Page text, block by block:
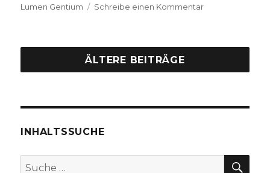
Lumen Gentium
Schreibe einen Kommentarzu
von
2015
ÄLTERE BEITRÄGE
INHALTSSUCHE
Suche